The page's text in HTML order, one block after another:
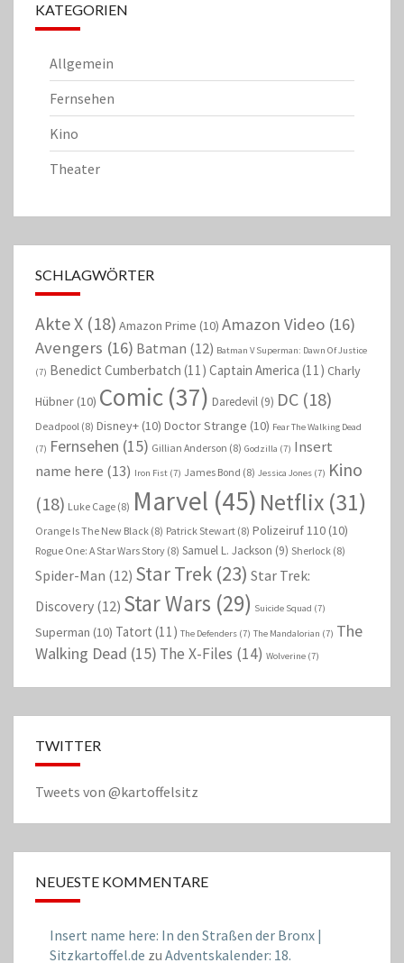
KATEGORIEN
Allgemein
Fernsehen
Kino
Theater
SCHLAGWÖRTER
Akte X (18) Amazon Prime (10) Amazon Video (16)
Avengers (16) Batman (12) Batman V Superman: Dawn Of Justice
(7) Benedict Cumberbatch (11) Captain America (11) Charly
Hübner (10) Comic (37) Daredevil (9) DC (18)
Deadpool (8) Disney+ (10) Doctor Strange (10) Fear The Walking Dead
(7) Fernsehen (15) Gillian Anderson (8) Godzilla (7) Insert
name here (13) Iron Fist (7) James Bond (8) Jessica Jones (7) Kino
(18) Luke Cage (8) Marvel (45) Netflix (31)
Orange Is The New Black (8) Patrick Stewart (8) Polizeiruf 110 (10)
Rogue One: A Star Wars Story (8) Samuel L. Jackson (9) Sherlock (8)
Spider-Man (12) Star Trek (23) Star Trek:
Discovery (12) Star Wars (29) Suicide Squad (7)
Superman (10) Tatort (11) The Defenders (7) The Mandalorian (7) The
Walking Dead (15) The X-Files (14) Wolverine (7)
TWITTER
Tweets von @kartoffelsitz
NEUESTE KOMMENTARE
Insert name here: In den Straßen der Bronx |
Sitzkartoffel.de zu Adventskalender: 18.